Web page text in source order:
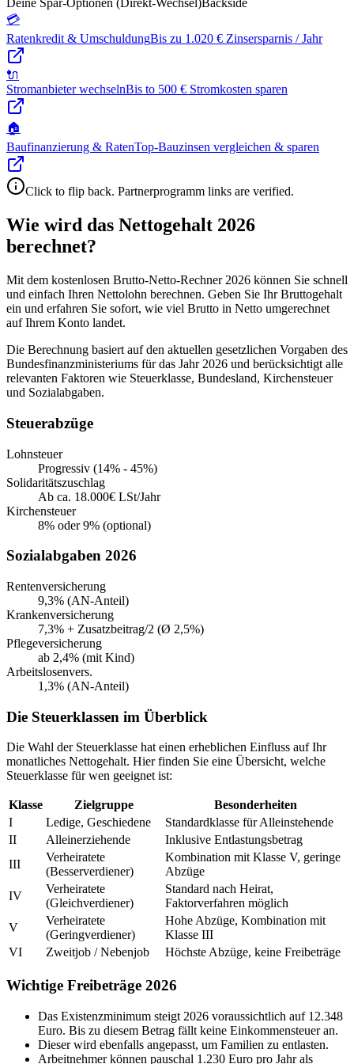
Deine Spar-Optionen (Direkt-Wechsel)Backside
💳
Ratenkredit & UmschuldungBis zu 1.020 € Zinsersparnis / Jahr
🔌
Stromanbieter wechselnBis to 500 € Stromkosten sparen
🏠
Baufinanzierung & RatenTop-Bauzinsen vergleichen & sparen
Click to flip back. Partnerprogramm links are verified.
Wie wird das Nettogehalt 2026
berechnet?
Mit dem kostenlosen Brutto-Netto-Rechner 2026 können Sie schnell
und einfach Ihren Nettolohn berechnen. Geben Sie Ihr Bruttogehalt
ein und erfahren Sie sofort, wie viel Brutto in Netto umgerechnet
auf Ihrem Konto landet.
Die Berechnung basiert auf den aktuellen gesetzlichen Vorgaben des
Bundesfinanzministeriums für das Jahr 2026 und berücksichtigt alle
relevanten Faktoren wie Steuerklasse, Bundesland, Kirchensteuer
und Sozialabgaben.
Steuerabzüge
Lohnsteuer
Progressiv (14% - 45%)
Solidaritätszuschlag
Ab ca. 18.000€ LSt/Jahr
Kirchensteuer
8% oder 9% (optional)
Sozialabgaben 2026
Rentenversicherung
9,3% (AN-Anteil)
Krankenversicherung
7,3% + Zusatzbeitrag/2 (Ø 2,5%)
Pflegeversicherung
ab 2,4% (mit Kind)
Arbeitslosenvers.
1,3% (AN-Anteil)
Die Steuerklassen im Überblick
Die Wahl der Steuerklasse hat einen erheblichen Einfluss auf Ihr
monatliches Nettogehalt. Hier finden Sie eine Übersicht, welche
Steuerklasse für wen geeignet ist:
Klasse Zielgruppe
Besonderheiten
I
Ledige, Geschiedene
Standardklasse für Alleinstehende
II
Alleinerziehende
Inklusive Entlastungsbetrag
III
Verheiratete
(Besserverdiener)
Kombination mit Klasse V, geringe
Abzüge
IV
Verheiratete
(Gleichverdiener)
Standard nach Heirat,
Faktorverfahren möglich
V
Verheiratete
(Geringverdiener)
Hohe Abzüge, Kombination mit
Klasse III
VI
Zweitjob / Nebenjob Höchste Abzüge, keine Freibeträge
Wichtige Freibeträge 2026
Das Existenzminimum steigt 2026 voraussichtlich auf 12.348
Euro. Bis zu diesem Betrag fällt keine Einkommensteuer an.
Dieser wird ebenfalls angepasst, um Familien zu entlasten.
Arbeitnehmer können pauschal 1.230 Euro pro Jahr als